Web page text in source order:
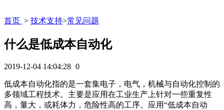
首页 > 技术支持>常见问题
什么是低成本自动化
2019-12-04 14:04:28 0
低成本自动化指的是一套集电子，电气，机械与自动化控制的
多领域工程技术。主要是应用在工业生产上针对一些重复性
高，量大，或耗体力，危险性高的工序。应用“低成本自动